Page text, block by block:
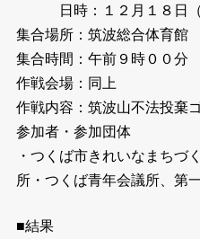
日時：１２月１８日（
集合場所：筑波総合体育館
集合時間：午前９時００分
作戦会場：同上
作戦内容：筑波山不法投棄
参加者・参加団体
・つくば市きれいなまちづ
所・つくば青年会議所、第
■結果